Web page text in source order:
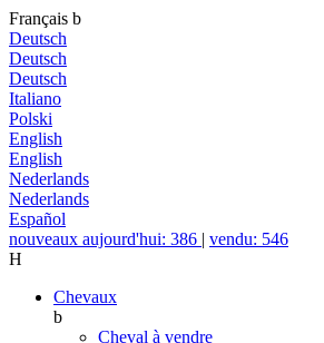
Français b
Deutsch
Deutsch
Deutsch
Italiano
Polski
English
English
Nederlands
Nederlands
Español
nouveaux aujourd'hui: 386 | vendu: 546
H
Chevaux
b
Cheval à vendre